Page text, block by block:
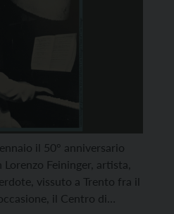
il 50° anniversario
Feininger, artista,
vissuto a Trento fra il
il Centro di